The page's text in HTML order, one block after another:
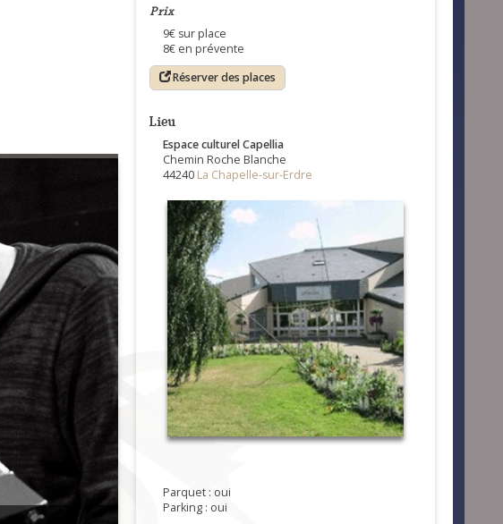
Prix
9€ sur place
8€ en prévente
Réserver des places
Lieu
Espace culturel Capellia
Chemin Roche Blanche
44240 La Chapelle-sur-Erdre
Parquet : oui
Parking : oui